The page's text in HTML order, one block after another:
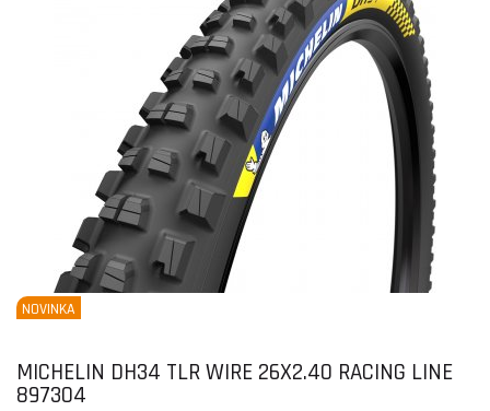
NOVINKA
MICHELIN DH34 TLR WIRE 26X2.40 RACING LINE
897304